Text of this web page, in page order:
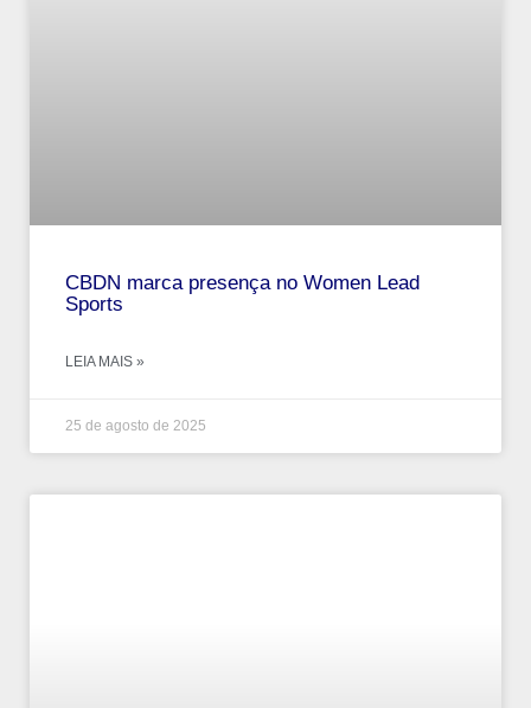
CBDN marca presença no Women Lead
Sports
LEIA MAIS »
25 de agosto de 2025